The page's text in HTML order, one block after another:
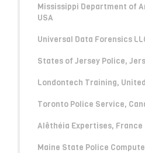
Mississippi Department of
USA
Universal Data Forensics
States of Jersey Police,
Londontech Training,
Toronto Police Service,
Alêthéia Expertises, France
Maine State Police